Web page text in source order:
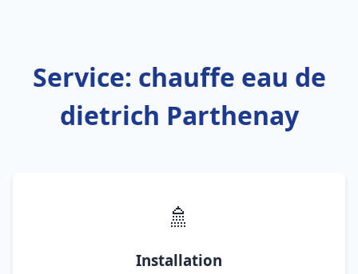
Service: chauffe eau de
dietrich Parthenay
🚿
Installation